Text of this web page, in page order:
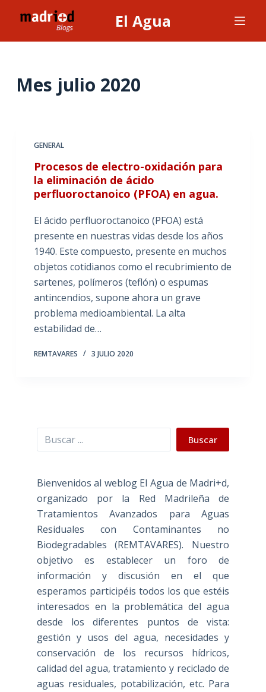
l
El Agua
Mes julio 2020
GENERAL
Procesos de electro-oxidación para
la eliminación de ácido
perfluoroctanoico (PFOA) en agua.
El ácido perfluoroctanoico (PFOA) está
presente en nuestras vidas desde los años
1940. Este compuesto, presente en muchos
objetos cotidianos como el recubrimiento de
sartenes, polímeros (teflón) o espumas
antincendios, supone ahora un grave
problema medioambiental. La alta
estabilidad de…
REMTAVARES 3 JULIO 2020
Buscar Buscar
Bienvenidos al weblog El Agua de Madri+d,
organizado por la Red Madrileña de
Tratamientos Avanzados para Aguas
Residuales con Contaminantes no
Biodegradables (REMTAVARES). Nuestro
objetivo es establecer un foro de
información y discusión en el que
esperamos participéis todos los que estéis
interesados en la problemática del agua
desde los diferentes puntos de vista:
gestión y usos del agua, necesidades y
conservación de los recursos hídricos,
calidad del agua, tratamiento y reciclado de
aguas residuales, potabilización, etc. Para